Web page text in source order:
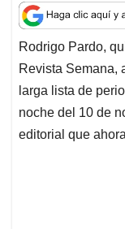
a
t
s
A
p
p
c
e
b
o
o
k
e
I
Rodrigo Pardo,
Revista Semana,
larga lista de
noche del 10 de
editorial que